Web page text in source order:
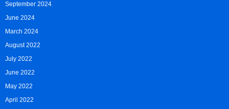
September 2024
June 2024
March 2024
August 2022
July 2022
June 2022
May 2022
April 2022